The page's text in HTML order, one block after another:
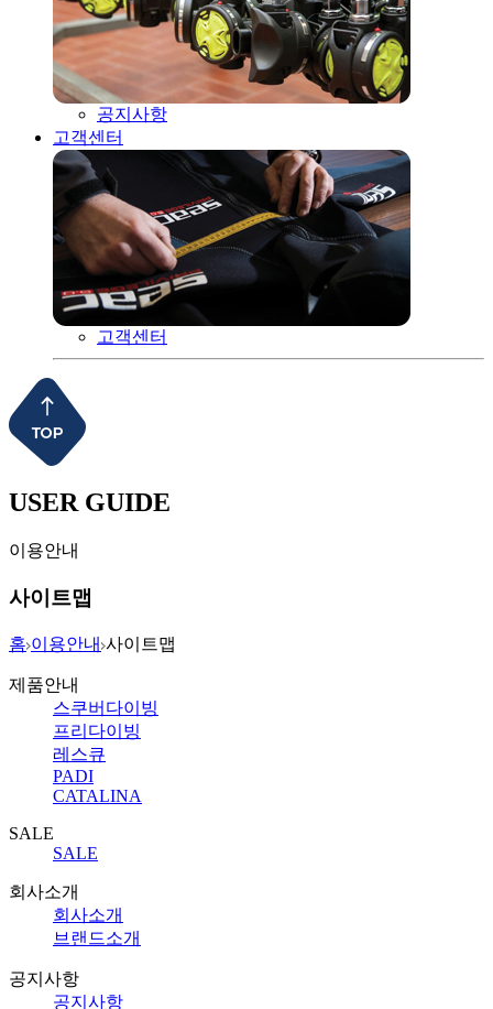
공지사항
고객센터
고객센터
USER GUIDE
이용안내
사이트맵
홈 이용안내 사이트맵
제품안내
스쿠버다이빙
프리다이빙
레스큐
PADI
CATALINA
SALE
SALE
회사소개
회사소개
브랜드소개
공지사항
공지사항